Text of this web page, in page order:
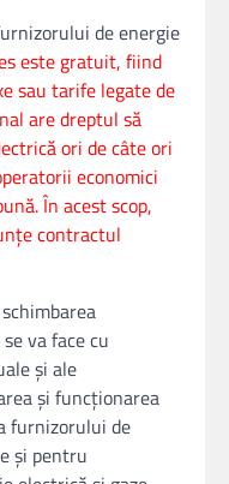
de energie
este gratuit, fiind
sau tarife legate de
are dreptul să
ori de câte ori
economici
În acest scop,
contractul
va face cu
și ale
şi funcţionarea
furnizorului de
şi pentru